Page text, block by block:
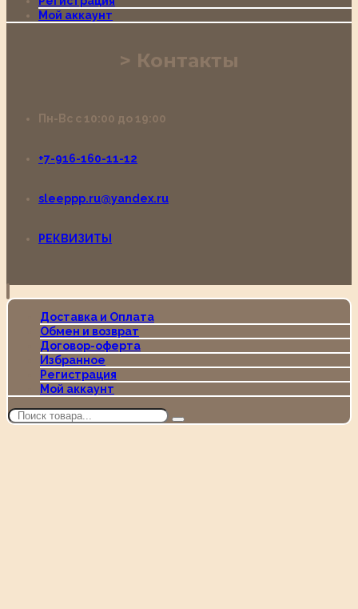
Мой аккаунт
Контакты
Пн-Вс с 10:00 до 19:00
+7-916-160-11-12
sleeppp.ru@yandex.ru
РЕКВИЗИТЫ
Доставка и Оплата
Обмен и возврат
Договор-оферта
Избранное
Регистрация
Мой аккаунт